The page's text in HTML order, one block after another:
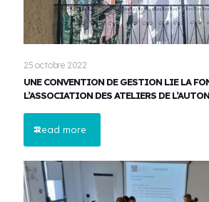
25 octobre 2022
UNE CONVENTION DE GESTION LIE LA
L’ASSOCIATION DES ATELIERS DE
Read more